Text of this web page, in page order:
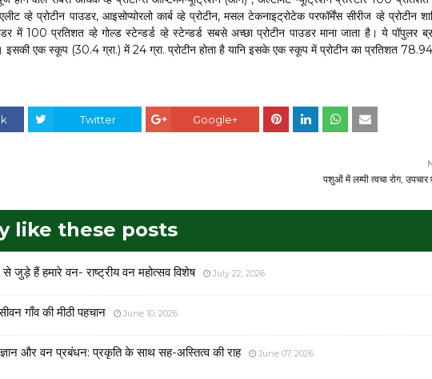
व्हे प्रोटीन पाउडर, आइसोप्योरलो कार्ब व्हे प्रोटीन, मसल टेकनाइट्रोटेक परफॉर्मेंस सीरीज व्हे प्रोटीन
में 100 प्रतिशत व्हे गोल्ड स्टेन्डर्ड व्हे स्टेन्डर्ड सबसे अच्छा प्रोटीन पाउडर माना जाता है। ये पॉपुलर
एक स्कूप (30.4 ग्रा.) में 24 ग्रा. प्रोटीन होता है यानि इसके एक स्कूप में प्रोटीन का प्रतिशत
Twitter Google+
पशुओं में लम्पी त्वचा रोग, उपचार
like these posts
हैं हमारे वन- राष्ट्रीय वन महोत्सव विशेष July 22, 2026
गाँव की मीठी पहचान June 10, 2026
ज्ञान और वन प्रबंधन: प्रकृति के साथ सह-अस्तित्व की राह June 07, 2026